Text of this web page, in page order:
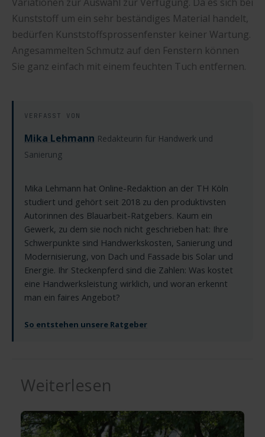
Kunststoff um ein sehr beständiges Material handelt,
bedürfen Kunststoffsprossenfenster keiner Wartung.
Angesammelten Schmutz auf den Fenstern können
Sie ganz einfach mit einem feuchten Tuch entfernen.
VERFASST VON
Mika Lehmann Redakteurin für Handwerk und
Sanierung
Mika Lehmann hat Online-Redaktion an der TH Köln
studiert und gehört seit 2018 zu den produktivsten
Autorinnen des Blauarbeit-Ratgebers. Kaum ein
Gewerk, zu dem sie noch nicht geschrieben hat: Ihre
Schwerpunkte sind Handwerkskosten, Sanierung und
Modernisierung, von Dach und Fassade bis Solar und
Energie. Ihr Steckenpferd sind die Zahlen: Was kostet
eine Handwerksleistung wirklich, und woran erkennt
man ein faires Angebot?
So entstehen unsere Ratgeber
Weiterlesen